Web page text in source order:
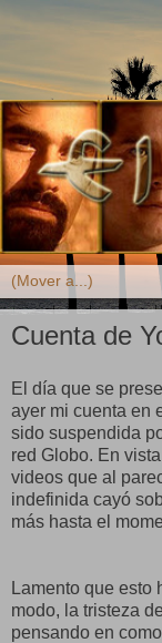
Cuenta de
El día que se
ayer mi cuenta en
sido suspendida
red Globo. En
videos que al
indefinida cayó
más hasta el
Lamento que esto
modo, la tristeza
pensando en